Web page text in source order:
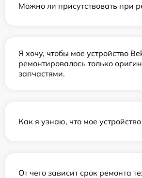
Можно ли присутствовать при
Я хочу, чтобы мое устройство
ремонтировалось только
запчастями.
Как я узнаю, что мое устройство
От чего зависит срок ремонта